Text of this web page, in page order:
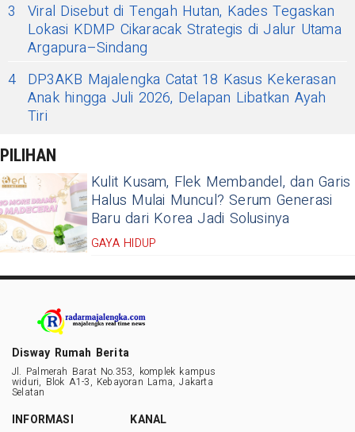
3
Viral Disebut di Tengah Hutan, Kades Tegaskan
Lokasi KDMP Cikaracak Strategis di Jalur Utama
Argapura–Sindang
4 DP3AKB Majalengka Catat 18 Kasus Kekerasan
Anak hingga Juli 2026, Delapan Libatkan Ayah
Tiri
PILIHAN
Kulit Kusam, Flek Membandel, dan Garis
Halus Mulai Muncul? Serum Generasi
Baru dari Korea Jadi Solusinya
GAYA HIDUP
Disway Rumah Berita
Jl. Palmerah Barat No.353, komplek kampus
widuri, Blok A1-3, Kebayoran Lama, Jakarta
Selatan
INFORMASI
KANAL